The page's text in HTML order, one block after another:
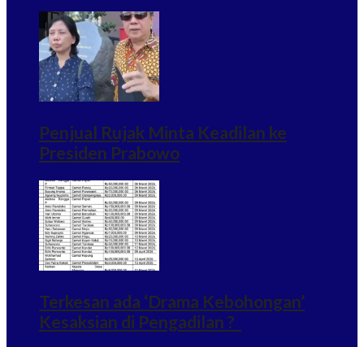
Penjual Rujak Minta Keadilan ke
Presiden Prabowo
Terkesan ada ‘Drama Kebohongan’
Kesaksian di Pengadilan ?